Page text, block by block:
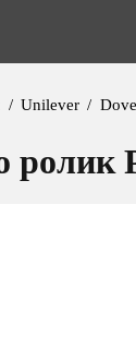
Unilever Dove
ролик